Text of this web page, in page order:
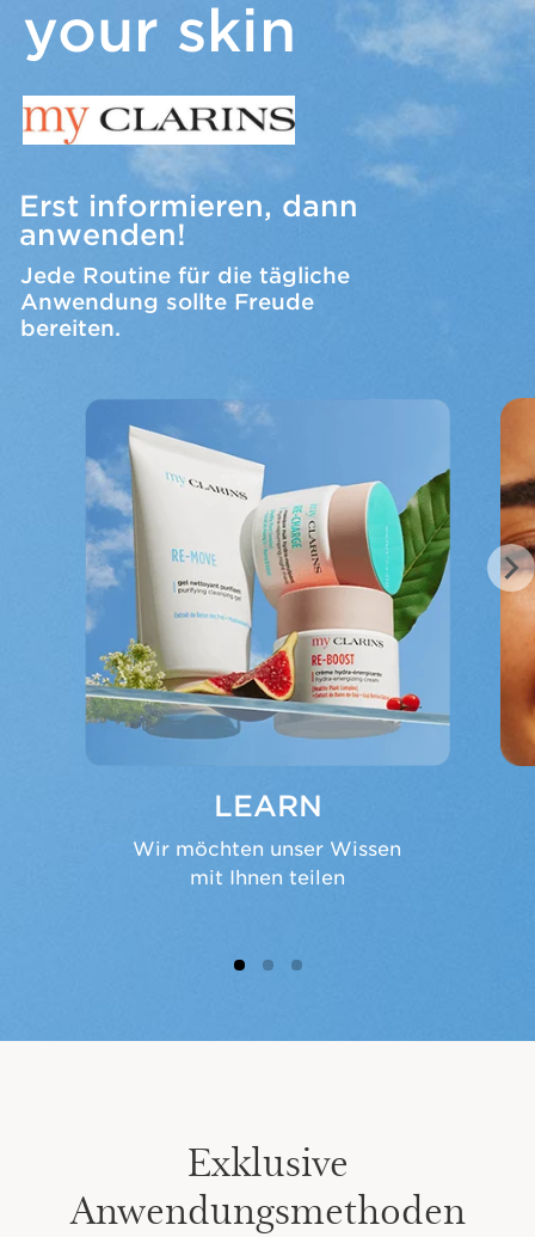
your skin
Erst informieren, dann
anwenden!
Jede Routine für die tägliche
Anwendung sollte Freude
bereiten.
LEARN
Wir möchten unser Wissen
mit Ihnen teilen
NEX
T
Exklusive
Anwendungsmethoden